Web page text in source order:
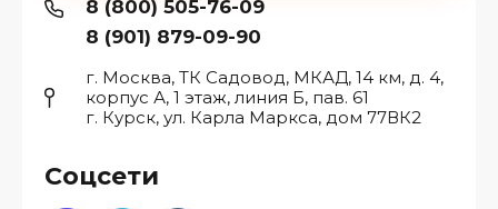
8 (800) 505-76-09
8 (901) 879-09-90
г. Москва, ТК Садовод, МКАД, 14 км, д. 4,
корпус А, 1 этаж, линия Б, пав. 61
г. Курск, ул. Карла Маркса, дом 77ВК2
Соцсети